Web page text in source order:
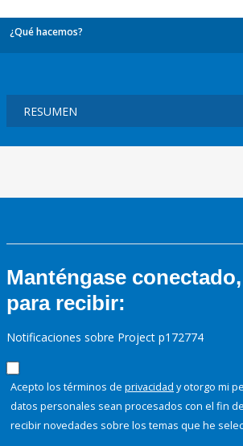
¿Qué hacemos?
Manténgase
para recibir:
Notificaciones sobre Project p172774
Acepto los términos de privacidad y otorgo mi
datos personales sean procesados con el fin
recibir novedades sobre los temas que he